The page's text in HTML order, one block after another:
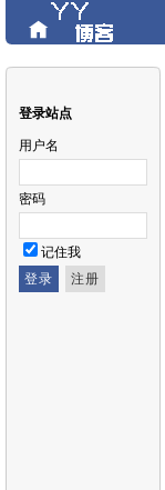
登录站点
用户名
密码
记住我